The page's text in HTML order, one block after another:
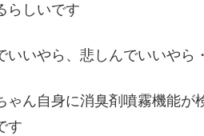
らしいです
いいやら、悲しんでいいやら
ゃん自身に消臭剤噴霧機能が
す